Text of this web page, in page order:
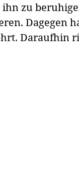
zu
Dagegen
Daraufhin